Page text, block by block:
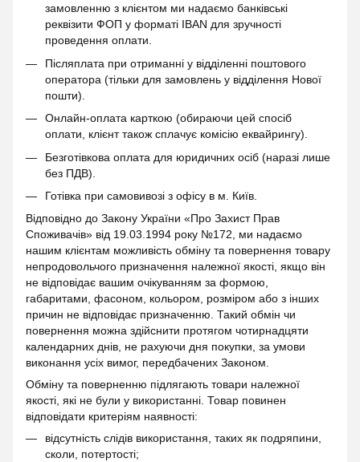
замовленню з клієнтом ми надаємо банківські
реквізити ФОП у форматі IBAN для зручності
проведення оплати.
Післяплата при отриманні у відділенні поштового
оператора (тільки для замовлень у відділення Нової
пошти).
Онлайн-оплата карткою (обираючи цей спосіб
оплати, клієнт також сплачує комісію еквайрингу).
Безготівкова оплата для юридичних осіб (наразі лише
без ПДВ).
Готівка при самовивозі з офісу в м. Київ.
Відповідно до Закону України «Про Захист Прав
Споживачів» від 19.03.1994 року №172, ми надаємо
нашим клієнтам можливість обміну та повернення товару
непродовольчого призначення належної якості, якщо він
не відповідає вашим очікуванням за формою,
габаритами, фасоном, кольором, розміром або з інших
причин не відповідає призначенню. Такий обмін чи
повернення можна здійснити протягом чотирнадцяти
календарних днів, не рахуючи дня покупки, за умови
виконання усіх вимог, передбачених Законом.
Обміну та поверненню підлягають товари належної
якості, які не були у використанні. Товар повинен
відповідати критеріям наявності:
відсутність слідів використання, таких як подряпини,
сколи, потертості;